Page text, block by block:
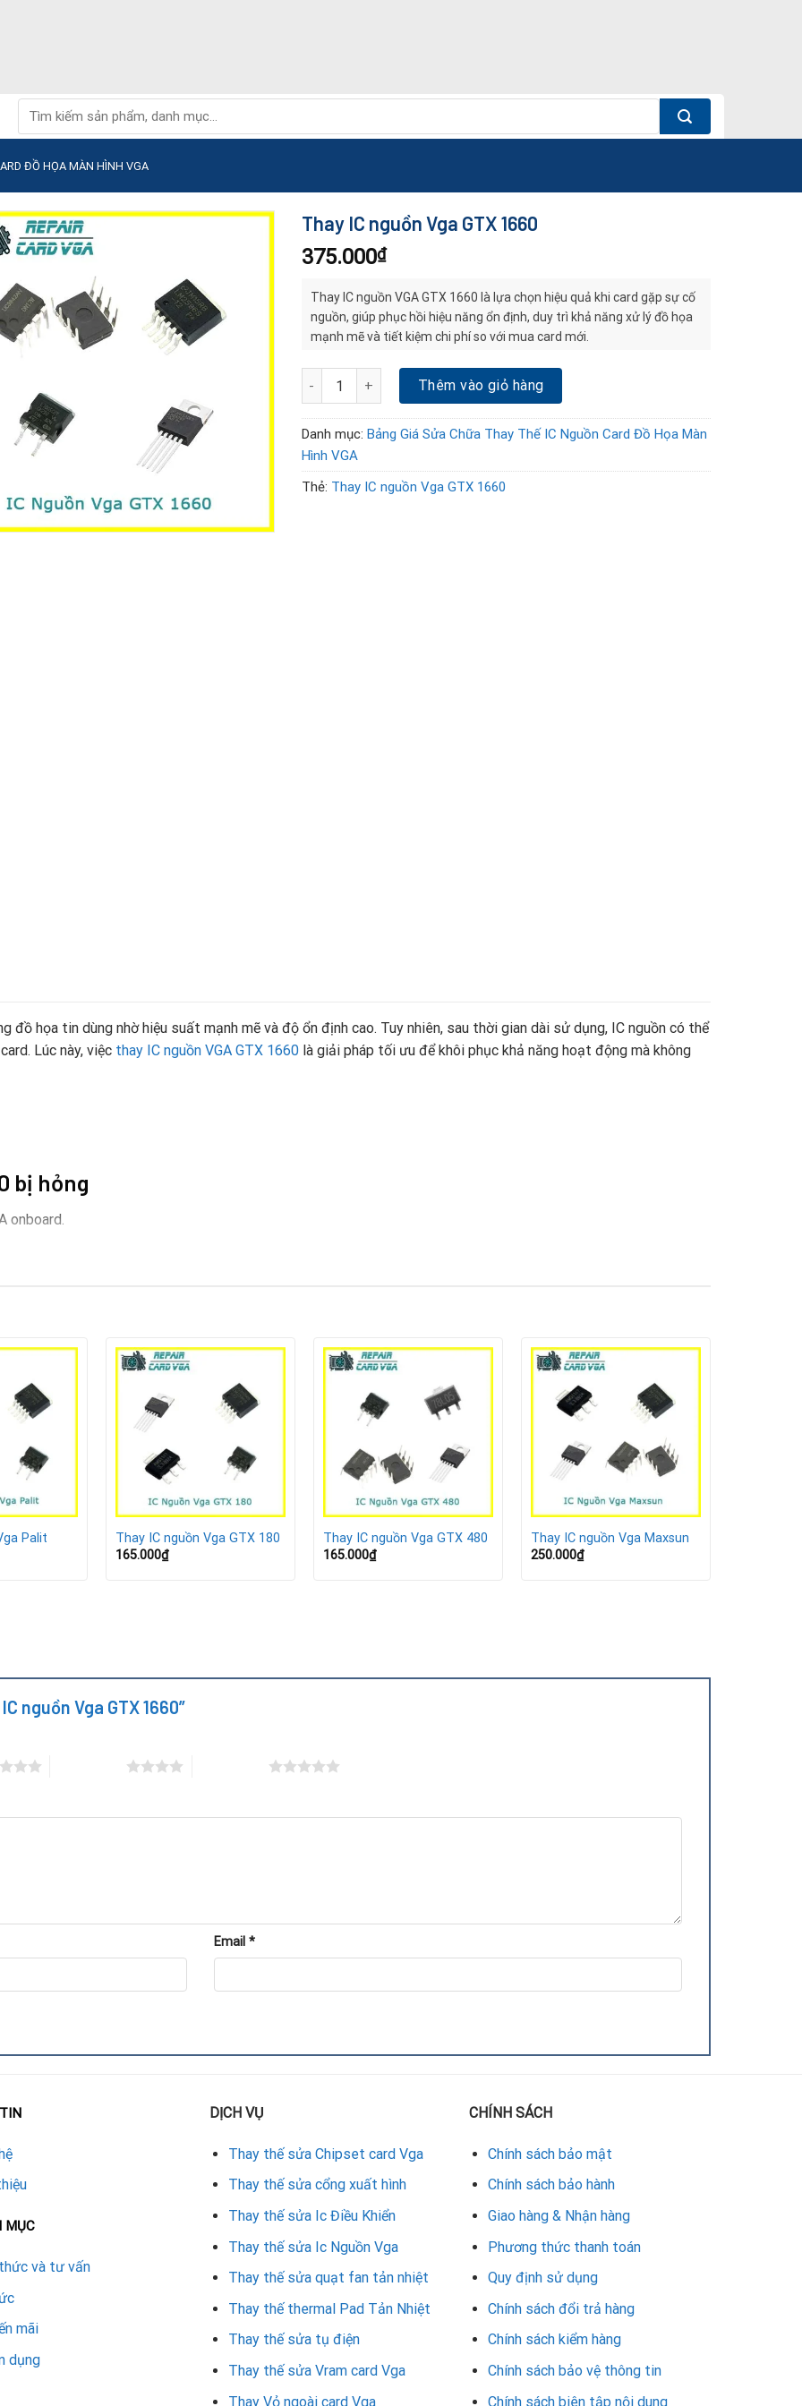
kiếm:
ĐỒ HỌA MÀN HÌNH VGA
Thay IC nguồn Vga GTX 1660
375.000₫
Thay IC nguồn VGA GTX 1660 là lựa chọn hiệu quả khi card gặp sự cố
nguồn, giúp phục hồi hiệu năng ổn định, duy trì khả năng xử lý đồ họa
mạnh mẽ và tiết kiệm chi phí so với mua card mới.
Thay IC nguồn Vga GTX 1660 số lượng
Thêm vào giỏ hàng
Danh mục: Bảng Giá Sửa Chữa Thay Thế IC Nguồn Card Đồ Họa Màn
Hình VGA
Thẻ: Thay IC nguồn Vga GTX 1660
đồ họa tin dùng nhờ hiệu suất mạnh mẽ và độ ổn định cao. Tuy nhiên, sau thời gian dài sử dụng, IC nguồn có thể
Lúc này, việc thay IC nguồn VGA GTX 1660 là giải pháp tối ưu để khôi phục khả năng hoạt động mà không
bị hỏng
onboard.
hay phần mềm đồ họa.
đột ngột.
thấp hoặc chất lượng kém.
render liên tục gây áp lực lớn cho IC nguồn.
quá nóng.
VGA không đúng cách.
bị chuyên dụng.
1660.
động ổn định trở lại.
Palit
Thay IC nguồn Vga GTX 180
165.000₫
Thay IC nguồn Vga GTX 480
165.000₫
Thay IC nguồn Vga Maxsun
250.000₫
nguồn Vga GTX 1660”
Email *
MỤC
và tư vấn
mãi
dụng
DỊCH VỤ
Thay thế sửa Chipset card Vga
Thay thế sửa cổng xuất hình
Thay thế sửa Ic Điều Khiển
Thay thế sửa Ic Nguồn Vga
Thay thế sửa quạt fan tản nhiệt
Thay thế thermal Pad Tản Nhiệt
Thay thế sửa tụ điện
Thay thế sửa Vram card Vga
Thay Vỏ ngoài card Vga
CHÍNH SÁCH
Chính sách bảo mật
Chính sách bảo hành
Giao hàng & Nhận hàng
Phương thức thanh toán
Quy định sử dụng
Chính sách đổi trả hàng
Chính sách kiểm hàng
Chính sách bảo vệ thông tin
Chính sách biên tập nội dung